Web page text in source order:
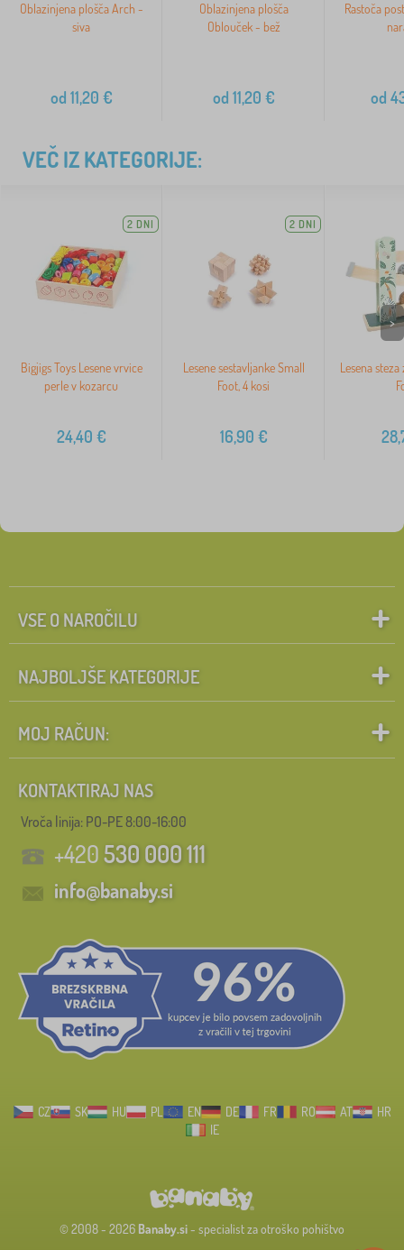
Oblazinjena plošča Arch -
siva
od 11,20 €
Oblazinjena plošča
Oblouček - bež
od 11,20 €
Rastoča
od
VEČ IZ KATEGORIJE:
2 DNI
Bigjigs Toys Lesene vrvice
perle v kozarcu
24,40 €
2 DNI
Lesene sestavljanke Small
Foot, 4 kosi
16,90 €
Lesena
>
VSE O NAROČILU
NAJBOLJŠE KATEGORIJE
MOJ RAČUN:
KONTAKTIRAJ NAS
Vroča linija: PO-PE 8:00-16:00
+420530 000 111
info@banaby.si
CZ SK HU PL EN DE FR RO AT
HR
IE
© 2008 - 2026 Banaby.si- specialist za otroško pohištvo